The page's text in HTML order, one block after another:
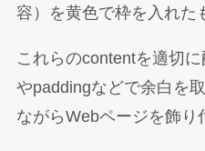
容）を黄色で枠を入れた
これらのcontentを適切
やpaddingなどで余白を
ながらWebページを飾り